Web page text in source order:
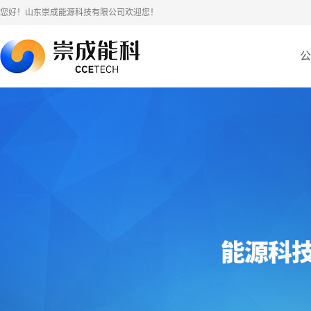
您好！山东崇成能源科技有限公司欢迎您！